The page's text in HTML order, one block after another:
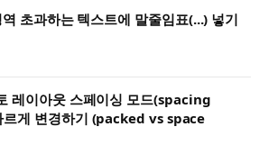
초과하는 텍스트에 말줄임표(...) 넣기
레이아웃 스페이싱 모드(spacing
게 변경하기 (packed vs space